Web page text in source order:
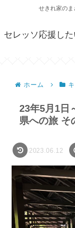
せきれ家の
セレッソ応援し
ホーム
23年5月1日
県への旅 そ
2023.06.12